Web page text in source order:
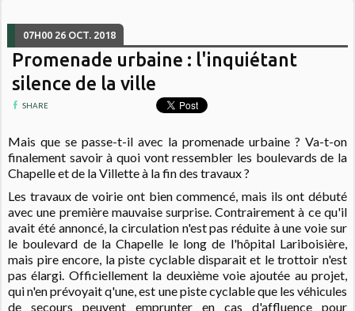
07H00 26 OCT. 2018
Promenade urbaine : l'inquiétant
silence de la ville
SHARE
Mais que se passe-t-il avec la promenade urbaine ? Va-t-on
finalement savoir à quoi vont ressembler les boulevards de la
Chapelle et de la Villette à la fin des travaux ?
Les travaux de voirie ont bien commencé, mais ils ont débuté
avec une première mauvaise surprise. Contrairement à ce qu'il
avait été annoncé, la circulation n'est pas réduite à une voie sur
le boulevard de la Chapelle le long de l'hôpital Lariboisière,
mais pire encore, la piste cyclable disparait et le trottoir n'est
pas élargi. Officiellement la deuxième voie ajoutée au projet,
qui n'en prévoyait q'une, est une piste cyclable que les véhicules
de secours peuvent emprunter en cas d'affluence pour